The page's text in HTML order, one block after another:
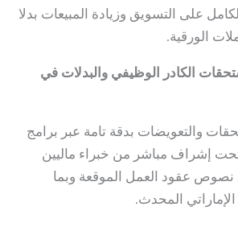
على التسويق وزيادة المبيعات بدلا
الورقية.
الكادر الوظيفي والبدلات في
والتعويضات بدقة تامة عبر برامج
إشراف مباشر من خبراء ماليين
نصوص عقود العمل الموقعة وبما
المحدث.